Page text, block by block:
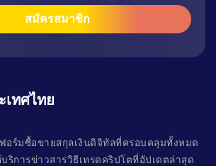
เทศไทย
อร์มซื้อขายสกุลเงินดิจิทัลที่ครอบคลุมทั้งหมด
ริการข่าวสารวิธีเทรดคริปโตที่อัปเดตล่าสุด